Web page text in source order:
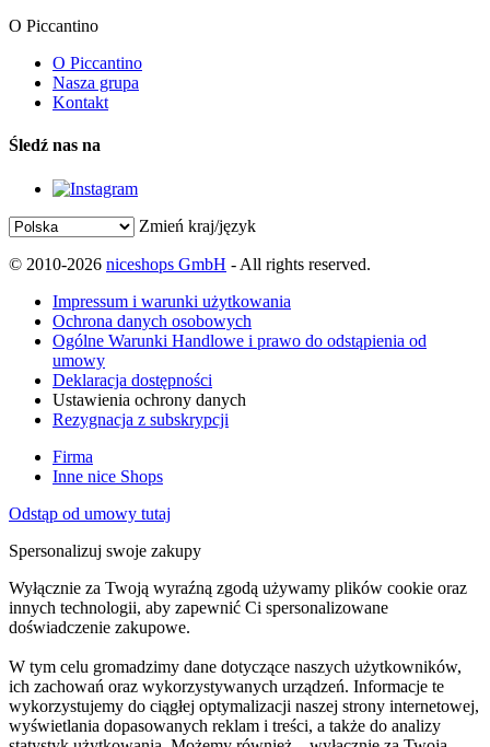
O Piccantino
O Piccantino
Nasza grupa
Kontakt
Śledź nas na
Zmień kraj/język
© 2010-2026 niceshops GmbH - All rights reserved.
Impressum i warunki użytkowania
Ochrona danych osobowych
Ogólne Warunki Handlowe i prawo do odstąpienia od
umowy
Deklaracja dostępności
Ustawienia ochrony danych
Rezygnacja z subskrypcji
Firma
Inne nice Shops
Odstąp od umowy tutaj
Spersonalizuj swoje zakupy
Wyłącznie za Twoją wyraźną zgodą używamy plików cookie oraz
innych technologii, aby zapewnić Ci spersonalizowane
doświadczenie zakupowe.
W tym celu gromadzimy dane dotyczące naszych użytkowników,
ich zachowań oraz wykorzystywanych urządzeń. Informacje te
wykorzystujemy do ciągłej optymalizacji naszej strony internetowej,
wyświetlania dopasowanych reklam i treści, a także do analizy